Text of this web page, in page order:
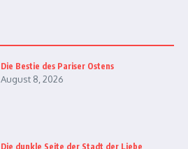
Die Bestie des Pariser Ostens
August 8, 2026
Die dunkle Seite der Stadt der Liebe